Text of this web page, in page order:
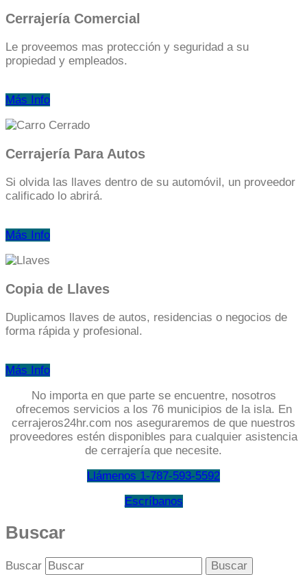
Cerrajería Comercial
Le proveemos mas protección y seguridad a su
propiedad y empleados.
Más Info
Cerrajería Para Autos
Si olvida las llaves dentro de su automóvil, un proveedor
calificado lo abrirá.
Más Info
Copia de Llaves
Duplicamos llaves de autos, residencias o negocios de
forma rápida y profesional.
Más Info
No importa en que parte se encuentre, nosotros
ofrecemos servicios a los 76 municipios de la isla. En
cerrajeros24hr.com nos aseguraremos de que nuestros
proveedores estén disponibles para cualquier asistencia
de cerrajería que necesite.
Llámenos 1-787-593-5592
Escríbanos
Buscar
Buscar